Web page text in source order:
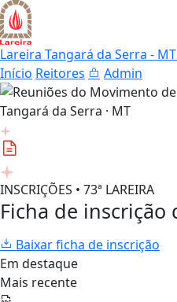
Lareira Tangará da Serra - MT
Início Reitores Admin
INSCRIÇÕES • 73ª LAREIRA
Ficha de inscrição
Baixar ficha de inscrição
Em destaque
Mais recente